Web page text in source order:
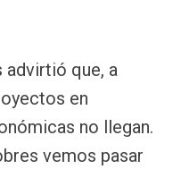
advirtió que, a
en
no llegan.
vemos pasar